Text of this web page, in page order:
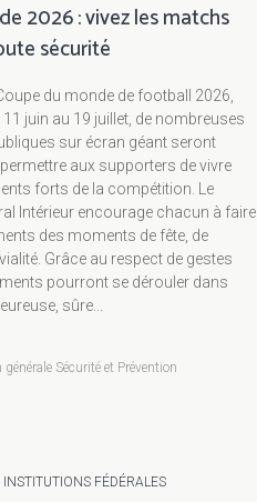
2026 : vivez les matchs
sécurité
du monde de football 2026,
juin au 19 juillet, de nombreuses
sur écran géant seront
aux supporters de vivre
forts de la compétition. Le
Intérieur encourage chacun à faire
des moments de fête, de
Grâce au respect de gestes
pourront se dérouler dans
sûre...
Sécurité et Prévention
INSTITUTIONS FÉDÉRALES